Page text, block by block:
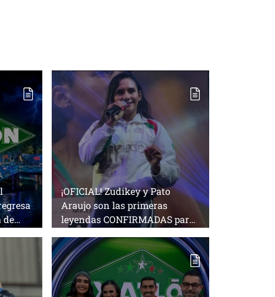
de
¡OFICIAL! Zudikey y Pato
Araujo son las primeras
leyendas CONFIRMADAS para
Exatlón México